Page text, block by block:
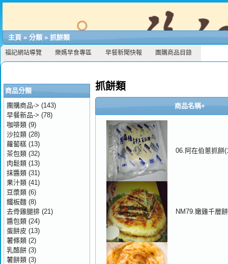
主頁 » 分類 » 抓餅類
福記網站導覽 樂媽早食專區 早餐新聞快報 團購商品目錄
抓餅類
商品名稱+
06.阿在伯蔥抓餅
NM79.嫩雞千層餅
商品分類
團購商品-> (143)
早餐新品-> (78)
咖啡類 (9)
沙拉類 (28)
蘿蔔糕 (13)
茶包類 (32)
肉鬆類 (13)
抹醬類 (31)
果汁類 (41)
豆漿類 (6)
鐵板麵 (8)
去骨雞腿排 (21)
醬包類 (24)
蛋餅皮 (13)
薯條類 (2)
乳酪餅 (3)
薯餅類 (3)